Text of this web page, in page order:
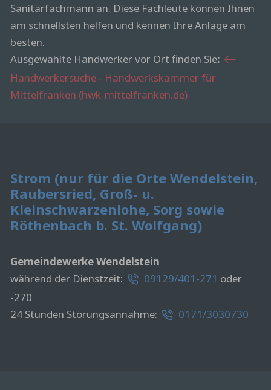
Sanitärfachmann an. Diese Fachleute können Ihnen
am schnellsten helfen und kennen Ihre Anlage am
besten.
Ausgewählte Handwerker vor Ort finden Sie:
Handwerkersuche - Handwerkskammer für
Mittelfranken (hwk-mittelfranken.de)
Strom (nur für die Orte Wendelstein,
Raubersried, Groß- u.
Kleinschwarzenlohe, Sorg sowie
Röthenbach b. St. Wolfgang)
Gemeindewerke Wendelstein
während der Dienstzeit:
09129/401-271 oder
-270
24 Stunden Störungsannahme:
0171/3030730